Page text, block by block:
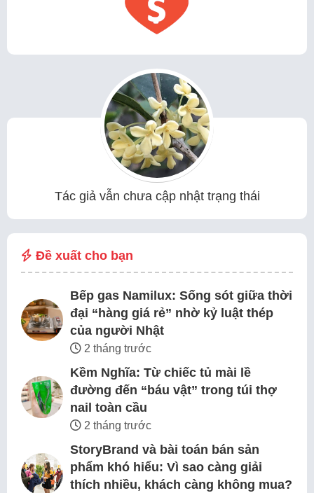
Tác giả vẫn chưa cập nhật trạng thái
Đề xuất cho bạn
Bếp gas Namilux: Sống sót giữa thời
đại “hàng giá rẻ” nhờ kỷ luật thép
của người Nhật
2 tháng trước
Kềm Nghĩa: Từ chiếc tủ mài lề
đường đến “báu vật” trong túi thợ
nail toàn cầu
2 tháng trước
StoryBrand và bài toán bán sản
phẩm khó hiểu: Vì sao càng giải
thích nhiều, khách càng không mua?